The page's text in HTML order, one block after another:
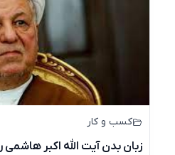
کسب و کار
زبان بدن آیت الله اکبر هاشمی